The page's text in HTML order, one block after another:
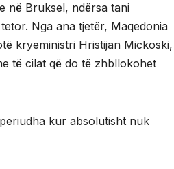
në Bruksel, ndërsa tani
Nga ana tjetër, Maqedonia
kryeministri Hristijan Mickoski,
të cilat që do të zhbllokohet
kur absolutisht nuk